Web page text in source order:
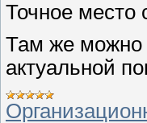
Точное место
Там же можно
актуальной